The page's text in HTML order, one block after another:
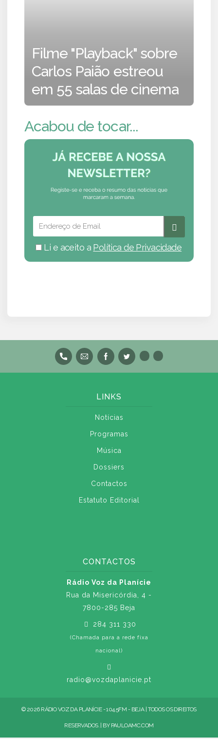
Filme "Playback" sobre
Carlos Paião estreou
em 55 salas de cinema
Acabou de tocar...
Li e aceito a Política de Privacidade
LINKS
Notícias
Programas
Música
Dossiers
Contactos
Estatuto Editorial
CONTACTOS
Rádio Voz da Planície
Rua da Misericórdia, 4 -
7800-285 Beja
284 311 330
(Chamada para a rede fixa
nacional)
radio@vozdaplanicie.pt
© 2026 RÁDIO VOZ DA PLANÍCIE - 104.5FM - BEJA | TODOS OS DIREITOS
RESERVADOS. | BY PAULOAMC.COM